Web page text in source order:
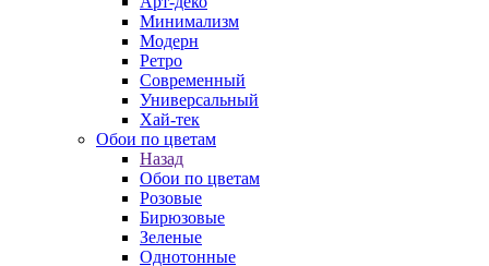
Минимализм
Модерн
Ретро
Современный
Универсальный
Хай-тек
Обои по цветам
Назад
Обои по цветам
Розовые
Бирюзовые
Зеленые
Однотонные